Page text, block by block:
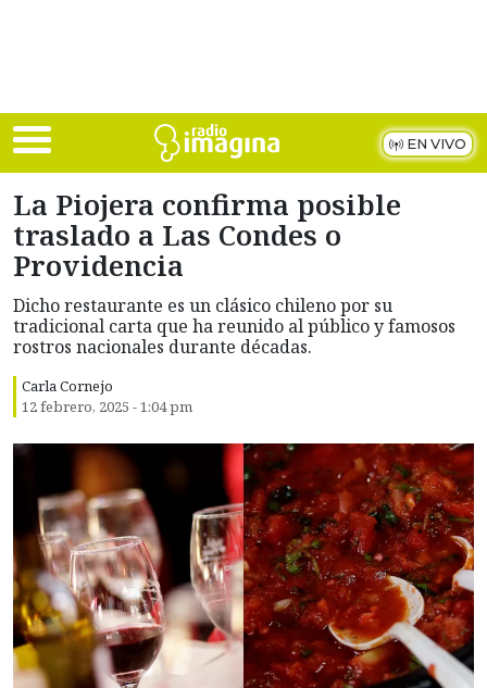
EN VIVO
La Piojera confirma posible
traslado a Las Condes o
Providencia
Dicho restaurante es un clásico chileno por su
tradicional carta que ha reunido al público y famosos
rostros nacionales durante décadas.
Carla Cornejo
12 febrero, 2025 - 1:04 pm